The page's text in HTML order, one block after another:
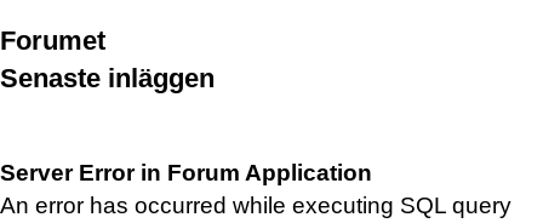
Forumet
Senaste inläggen
Server Error in Forum Application
An error has occurred while executing SQL query